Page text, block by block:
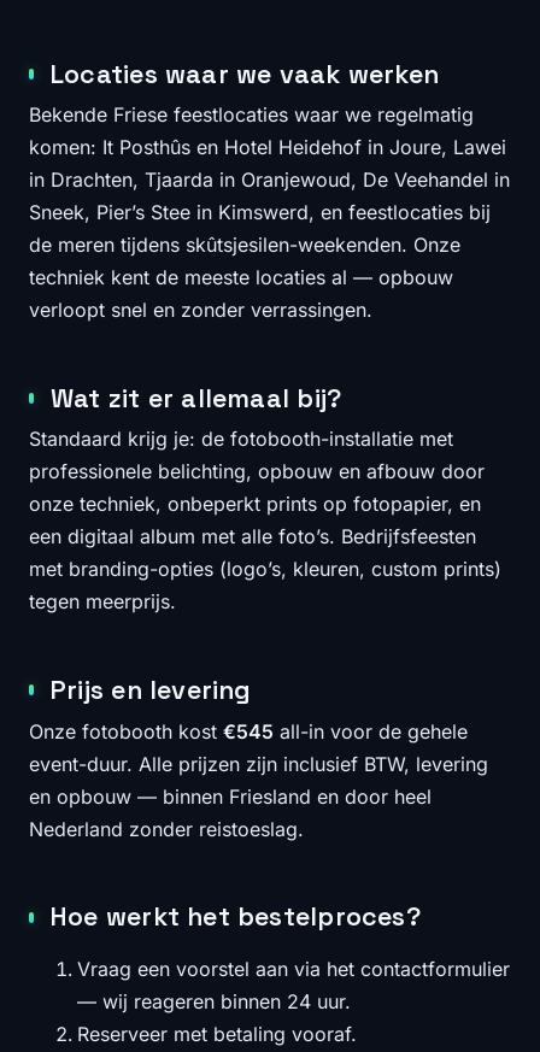
Locaties waar we vaak werken
Bekende Friese feestlocaties waar we regelmatig
komen: It Posthûs en Hotel Heidehof in Joure, Lawei
in Drachten, Tjaarda in Oranjewoud, De Veehandel in
Sneek, Pier’s Stee in Kimswerd, en feestlocaties bij
de meren tijdens skûtsjesilen-weekenden. Onze
techniek kent de meeste locaties al — opbouw
verloopt snel en zonder verrassingen.
Wat zit er allemaal bij?
Standaard krijg je: de fotobooth-installatie met
professionele belichting, opbouw en afbouw door
onze techniek, onbeperkt prints op fotopapier, en
een digitaal album met alle foto’s. Bedrijfsfeesten
met branding-opties (logo’s, kleuren, custom prints)
tegen meerprijs.
Prijs en levering
Onze fotobooth kost €545 all-in voor de gehele
event-duur. Alle prijzen zijn inclusief BTW, levering
en opbouw — binnen Friesland en door heel
Nederland zonder reistoeslag.
Hoe werkt het bestelproces?
Vraag een voorstel aan via het contactformulier
— wij reageren binnen 24 uur.
Reserveer met betaling vooraf.